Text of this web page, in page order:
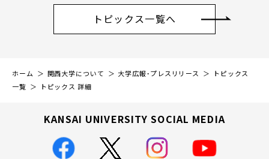
トピックス一覧へ
ホーム 関西大学について 大学広報・プレスリリース
トピックス
一覧
トピックス 詳細
KANSAI UNIVERSITY SOCIAL MEDIA